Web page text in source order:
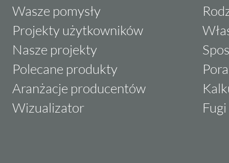
Wasze pomysły
Projekty użytkowników
Nasze projekty
Polecane produkty
Aranżacje producentów
Wizualizator